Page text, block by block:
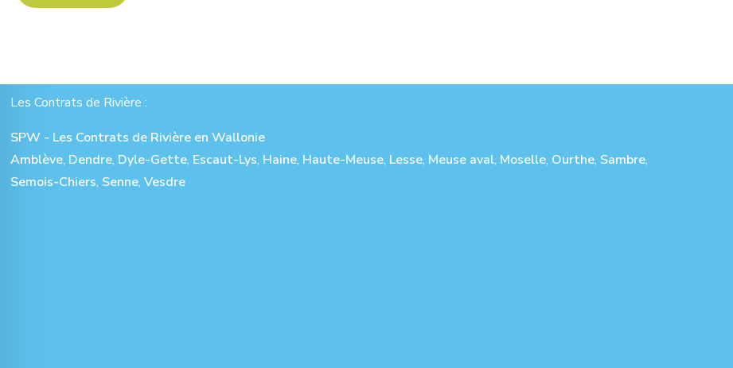
Les Contrats de Rivière :
SPW - Les Contrats de Rivière en Wallonie
Amblève, Dendre, Dyle-Gette, Escaut-Lys, Haine, Haute-Meuse, Lesse, Meuse aval, Moselle, Ourthe, Sambre,
Semois-Chiers, Senne, Vesdre